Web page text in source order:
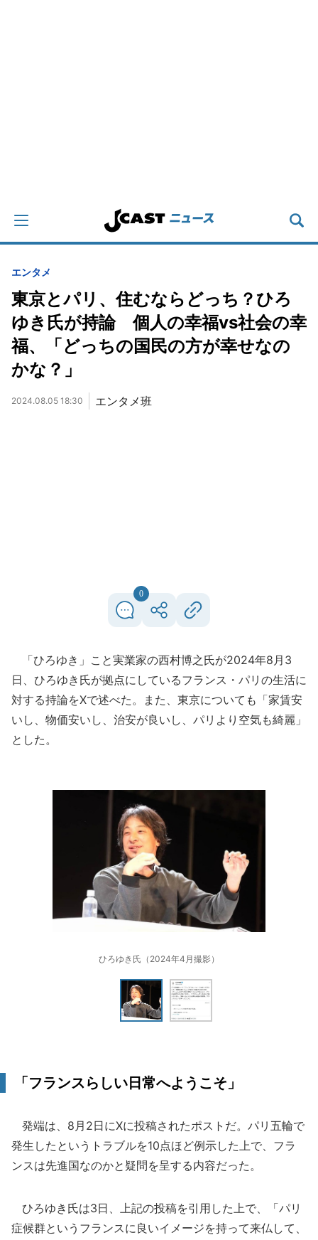
エンタメ
東京とパリ、住むならどっち？ひろ
ゆき氏が持論 個人の幸福vs社会の幸
福、「どっちの国民の方が幸せなの
かな？」
2024.08.05 18:30 エンタメ班
0
「ひろゆき」こと実業家の西村博之氏が2024年8月3
日、ひろゆき氏が拠点にしているフランス・パリの生活に
対する持論をXで述べた。また、東京についても「家賃安
いし、物価安いし、治安が良いし、パリより空気も綺麗」
とした。
ひろゆき氏（2024年4月撮影）
「フランスらしい日常へようこそ」
発端は、8月2日にXに投稿されたポストだ。パリ五輪で
発生したというトラブルを10点ほど例示した上で、フラ
ンスは先進国なのかと疑問を呈する内容だった。
ひろゆき氏は3日、上記の投稿を引用した上で、「パリ
症候群というフランスに良いイメージを持って来仏して、